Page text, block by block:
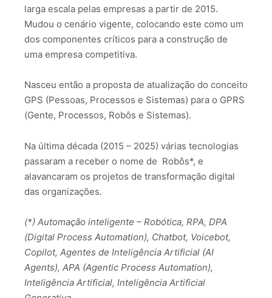
larga escala pelas empresas a partir de 2015.
Mudou o cenário vigente, colocando este como um
dos componentes críticos para a construção de
uma empresa competitiva.
Nasceu então a proposta de atualização do conceito
GPS (Pessoas, Processos e Sistemas) para o GPRS
(Gente, Processos, Robôs e Sistemas).
Na última década (2015 – 2025) várias tecnologias
passaram a receber o nome de Robôs*, e
alavancaram os projetos de transformação digital
das organizações.
(*) Automação inteligente – Robótica, RPA, DPA
(Digital Process Automation), Chatbot, Voicebot,
Copilot, Agentes de Inteligência Artificial (AI
Agents), APA (Agentic Process Automation),
Inteligência Artificial, Inteligência Artificial